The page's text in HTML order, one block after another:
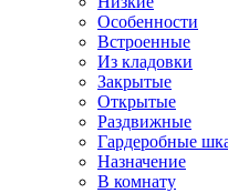
Особенности
Встроенные
Из кладовки
Закрытые
Открытые
Раздвижные
Гардеробные
Назначение
В комнату